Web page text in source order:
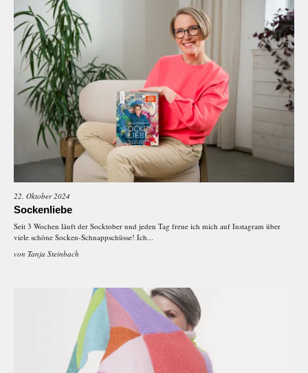
22. Oktober 2024
Sockenliebe
Seit 3 Wochen läuft der Socktober und jeden Tag freue ich mich auf Instagram über
viele schöne Socken-Schnappschüsse! Ich...
von Tanja Steinbach